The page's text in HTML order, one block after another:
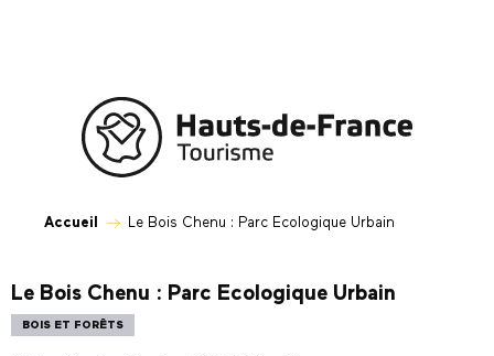
Accueil Le Bois Chenu : Parc Ecologique Urbain
Le Bois Chenu : Parc Ecologique Urbain
BOIS ET FORÊTS